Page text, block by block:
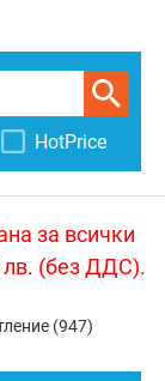
HotPrice
за всички
лв. (без ДДС).
(947)